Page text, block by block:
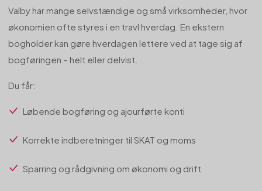
Valby har mange selvstændige og små virksomheder, hvor
økonomien ofte styres i en travl hverdag. En ekstern
bogholder kan gøre hverdagen lettere ved at tage sig af
bogføringen – helt eller delvist.
Du får:
Løbende bogføring og ajourførte konti
Korrekte indberetninger til SKAT og moms
Sparring og rådgivning om økonomi og drift